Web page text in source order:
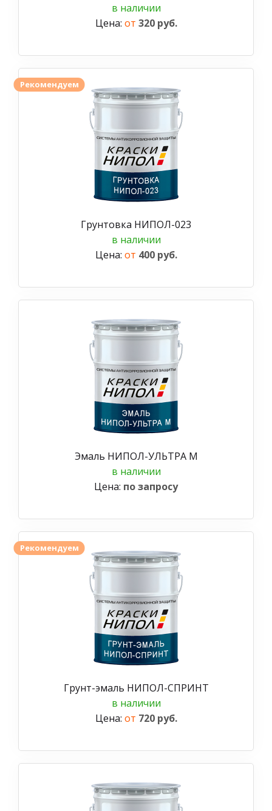
в наличии
Цена: от 320 руб.
Рекомендуем
Грунтовка НИПОЛ-023
в наличии
Цена: от 400 руб.
Эмаль НИПОЛ-УЛЬТРА М
в наличии
Цена: по запросу
Рекомендуем
Грунт-эмаль НИПОЛ-СПРИНТ
в наличии
Цена: от 720 руб.